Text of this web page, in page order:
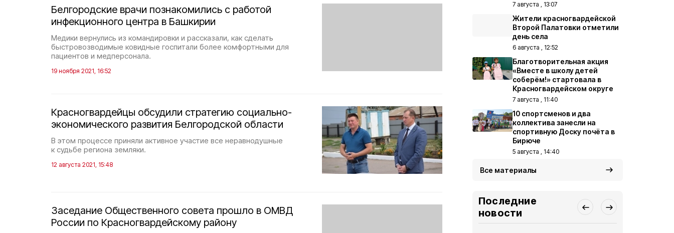
Белгородские врачи познакомились с работой
инфекционного центра в Башкирии
Медики вернулись из командировки и рассказали, как сделать
быстровозводимые ковидные госпитали более комфортными для
пациентов и медперсонала.
19 ноября 2021, 16:52
Красногвардейцы обсудили стратегию социально-
экономического развития Белгородской области
В этом процессе приняли активное участие все неравнодушные
к судьбе региона земляки.
12 августа 2021, 15:48
Заседание Общественного совета прошло в ОМВД
России по Красногвардейскому району
7 августа , 13:07
Жители красногвардейской
Второй Палатовки отметили
день села
6 августа , 12:52
Благотворительная акция
«Вместе в школу детей
соберём!» стартовала в
Красногвардейском округе
7 августа , 11:40
10 спортсменов и два
коллектива занесли на
спортивную Доску почёта в
Бирюче
5 августа , 14:40
Все материалы
Последние
новости